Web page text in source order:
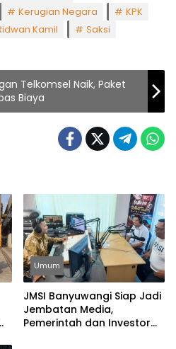
Kerugian Negara
KPK
Kamil
Saksi
Telkomsel Naik, Paket
Biaya
Umum
JMSI Banyuwangi Siap Jadi
Jembatan Media,
Pemerintah dan Investor